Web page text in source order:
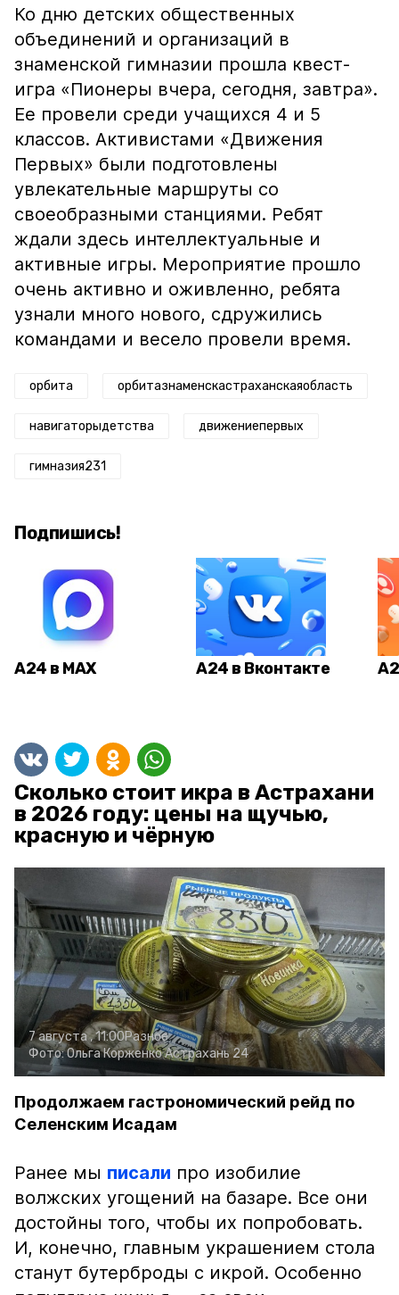
Ко дню детских общественных
объединений и организаций в
знаменской гимназии прошла квест-
игра «Пионеры вчера, сегодня, завтра».
Ее провели среди учащихся 4 и 5
классов. Активистами «Движения
Первых» были подготовлены
увлекательные маршруты со
своеобразными станциями. Ребят
ждали здесь интеллектуальные и
активные игры. Мероприятие прошло
очень активно и оживленно, ребята
узнали много нового, сдружились
командами и весело провели время.
орбита орбитазнаменскастраханскаяобласть
навигаторыдетства движениепервых
гимназия231
Подпишись!
А24 в MAX А24 в Вконтакте
Сколько стоит икра в Астрахани
в 2026 году: цены на щучью,
красную и чёрную
7 августа , 11:00Разное
Фото:Ольга КорженкоАстрахань 24
Продолжаем гастрономический рейд по
Селенским Исадам
Ранее мы писали про изобилие
волжских угощений на базаре. Все они
достойны того, чтобы их попробовать.
И, конечно, главным украшением стола
станут бутерброды с икрой. Особенно